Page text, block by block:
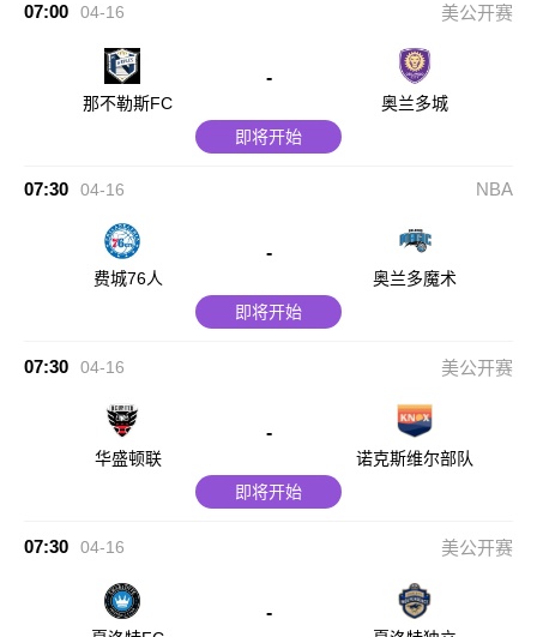
07:00 04-16 美公开赛
那不勒斯FC
-
奥兰多城
即将开始
07:30 04-16 NBA
费城76人
-
奥兰多魔术
即将开始
07:30 04-16 美公开赛
华盛顿联
-
诺克斯维尔部队
即将开始
07:30 04-16 美公开赛
-